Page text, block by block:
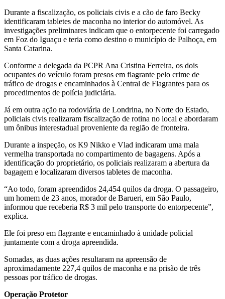
Durante a fiscalização, os policiais civis e a cão de faro Becky
identificaram tabletes de maconha no interior do automóvel. As
investigações preliminares indicam que o entorpecente foi carregado
em Foz do Iguaçu e teria como destino o município de Palhoça, em
Santa Catarina.
Conforme a delegada da PCPR Ana Cristina Ferreira, os dois
ocupantes do veículo foram presos em flagrante pelo crime de
tráfico de drogas e encaminhados à Central de Flagrantes para os
procedimentos de polícia judiciária.
Já em outra ação na rodoviária de Londrina, no Norte do Estado,
policiais civis realizaram fiscalização de rotina no local e abordaram
um ônibus interestadual proveniente da região de fronteira.
Durante a inspeção, os K9 Nikko e Vlad indicaram uma mala
vermelha transportada no compartimento de bagagens. Após a
identificação do proprietário, os policiais realizaram a abertura da
bagagem e localizaram diversos tabletes de maconha.
“Ao todo, foram apreendidos 24,454 quilos da droga. O passageiro,
um homem de 23 anos, morador de Barueri, em São Paulo,
informou que receberia R$ 3 mil pelo transporte do entorpecente”,
explica.
Ele foi preso em flagrante e encaminhado à unidade policial
juntamente com a droga apreendida.
Somadas, as duas ações resultaram na apreensão de
aproximadamente 227,4 quilos de maconha e na prisão de três
pessoas por tráfico de drogas.
Operação Protetor